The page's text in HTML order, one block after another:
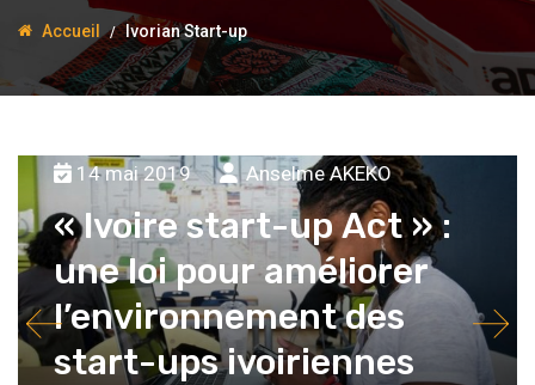
Accueil Ivorian Start-up
14 mai 2019 Anselme AKEKO
« Ivoire start-up Act » :
une loi pour améliorer
l’environnement des
start-ups ivoiriennes